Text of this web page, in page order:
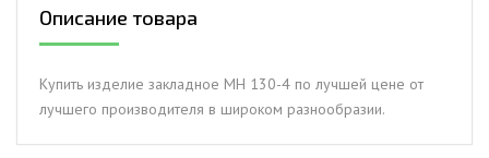
Описание товара
Купить изделие закладное МН 130-4 по лучшей цене от
лучшего производителя в широком разнообразии.